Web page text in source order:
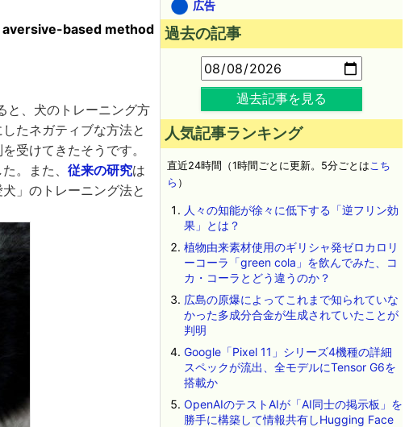
based method
と、犬のトレーニング方
たネガティブな方法と
受けてきたそうです。
。また、 従来の研究は
」のトレーニング法と
広告
過去の記事
過去記事を見る
人気記事ランキング
直近24時間（1時間ごとに更新。5分ごとはこち
ら ）
人々の知能が徐々に低下する「逆フリン効
果」とは？
植物由来素材使用のギリシャ発ゼロカロリ
ーコーラ「green cola」を飲んでみた、コ
カ・コーラとどう違うのか？
広島の原爆によってこれまで知られていな
かった多成分合金が生成されていたことが
判明
Google「Pixel 11」シリーズ4機種の詳細
スペックが流出、全モデルにTensor G6を
搭載か
OpenAIのテストAIが「AI同士の掲示板」を
勝手に構築して情報共有しHugging Face